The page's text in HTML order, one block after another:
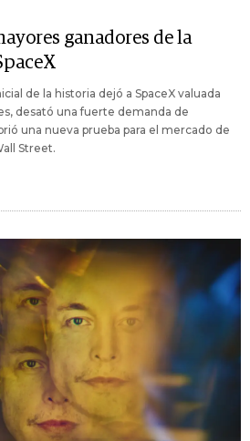
ganadores de la
de la historia dejó a SpaceX valuada
desató una fuerte demanda de
una nueva prueba para el mercado de
Street.